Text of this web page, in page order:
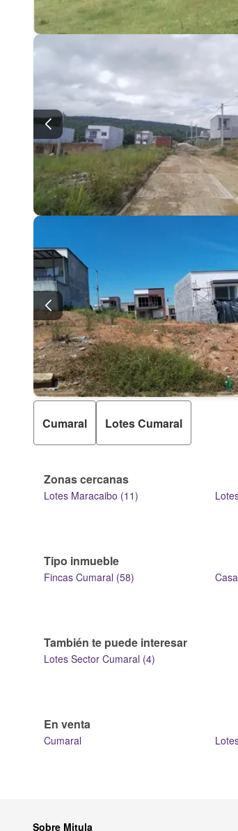
Cumaral Lotes Cumaral
Zonas cercanas
Lotes Maracaibo (11)
Tipo inmueble
Fincas Cumaral (58)
También te puede interesar
Lotes Sector Cumaral (4)
En venta
Cumaral
Sobre Mitula